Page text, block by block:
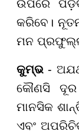
ଉପରେ
କରିବେ।
ମନ
କୁମ୍ଭ-
କୌଣସି ଦୂର
ମାନସିକ
ଏବଂ